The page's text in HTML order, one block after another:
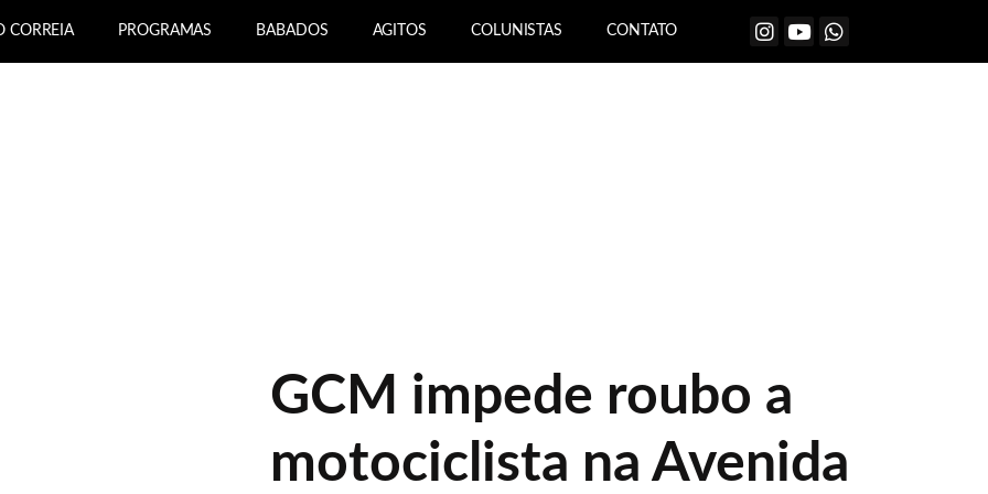
CORREIA PROGRAMAS BABADOS AGITOS COLUNISTAS CONTATO
GCM impede roubo a
motociclista na Avenida